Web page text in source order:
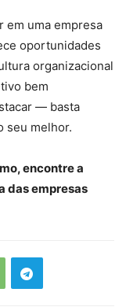
em uma empresa
oportunidades
organizacional
bem
— basta
seu melhor.
encontre a
das empresas